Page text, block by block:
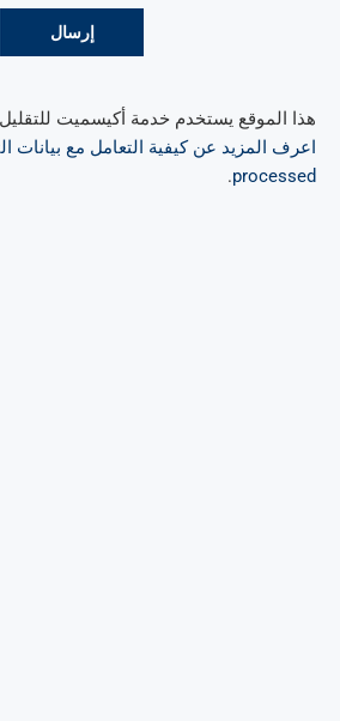
هذا الموقع يستخدم خدمة أكيسميت
اعرف المزيد عن كيفية التعامل مع بيانات
processed
.